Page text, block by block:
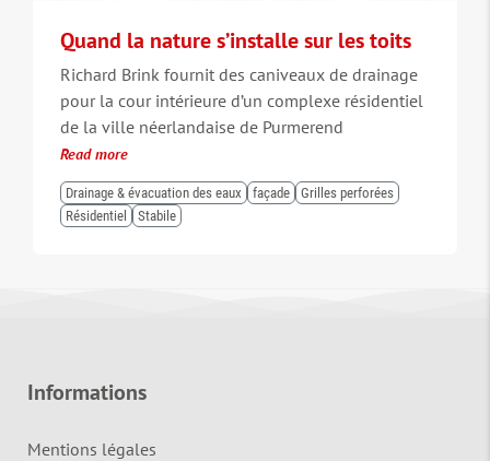
Quand la nature s’installe sur les toits
Richard Brink fournit des caniveaux de drainage
pour la cour intérieure d’un complexe résidentiel
de la ville néerlandaise de Purmerend
Read more
Drainage & évacuation des eaux façade
Grilles perforées
Résidentiel
Stabile
Informations
Mentions légales